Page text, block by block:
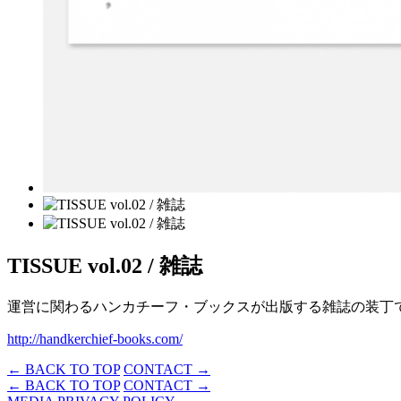
TISSUE vol.02 / 雑誌
運営に関わるハンカチーフ・ブックスが出版する雑誌の装丁
http://handkerchief-books.com/
← BACK TO TOP CONTACT →
← BACK TO TOP CONTACT →